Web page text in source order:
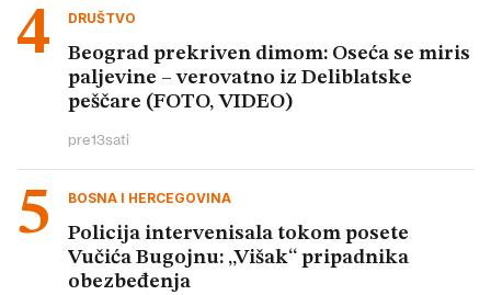
DRUŠTVO
Beograd prekriven dimom: Oseća se miris
paljevine – verovatno iz Deliblatske
peščare (FOTO, VIDEO)
pre13sati
BOSNA I HERCEGOVINA
Policija intervenisala tokom posete
Vučića Bugojnu: „Višak“ pripadnika
obezbeđenja